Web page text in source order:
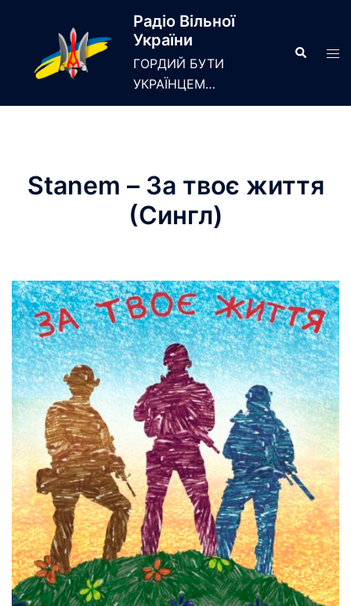
Радіо Вільної
України
ГОРДИЙ БУТИ
УКРАЇНЦЕМ…
Search
Stanem – За твоє життя
(Сингл)